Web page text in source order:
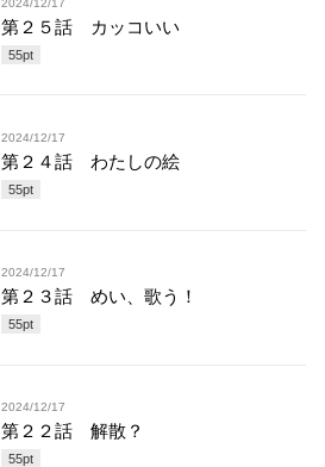
2024/12/17
第２５話 カッコいい
55pt
2024/12/17
第２４話 わたしの絵
55pt
2024/12/17
第２３話 めい、歌う！
55pt
2024/12/17
第２２話 解散？
55pt